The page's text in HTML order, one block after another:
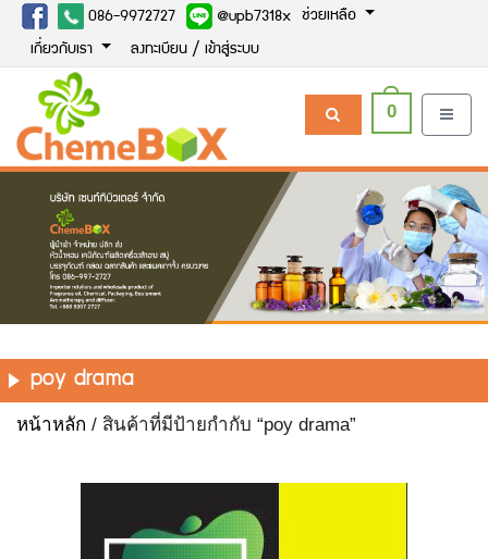
086-9972727 @upb7318x ช่วยเหลือ
เกี่ยวกับเรา ลงทะเบียน / เข้าสู่ระบบ
0
poy drama
หน้าหลัก / สินค้าที่มีป้ายกำกับ “poy drama”